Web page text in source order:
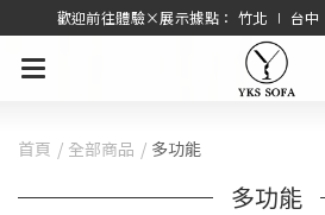
歡迎前往體驗×展示據點： 竹北 ∣ 台
首頁 全部商品 多功能
多功能